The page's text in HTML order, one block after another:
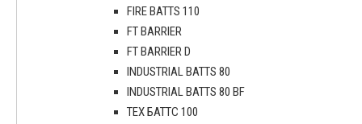
FIRE BATTS 110
FT BARRIER
FT BARRIER D
INDUSTRIAL BATTS 80
INDUSTRIAL BATTS 80 BF
ТЕХ БАТТС 100